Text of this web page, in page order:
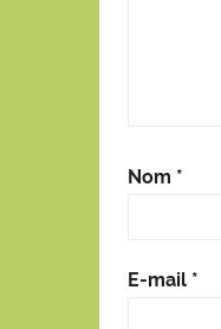
Nom *
E-mail *